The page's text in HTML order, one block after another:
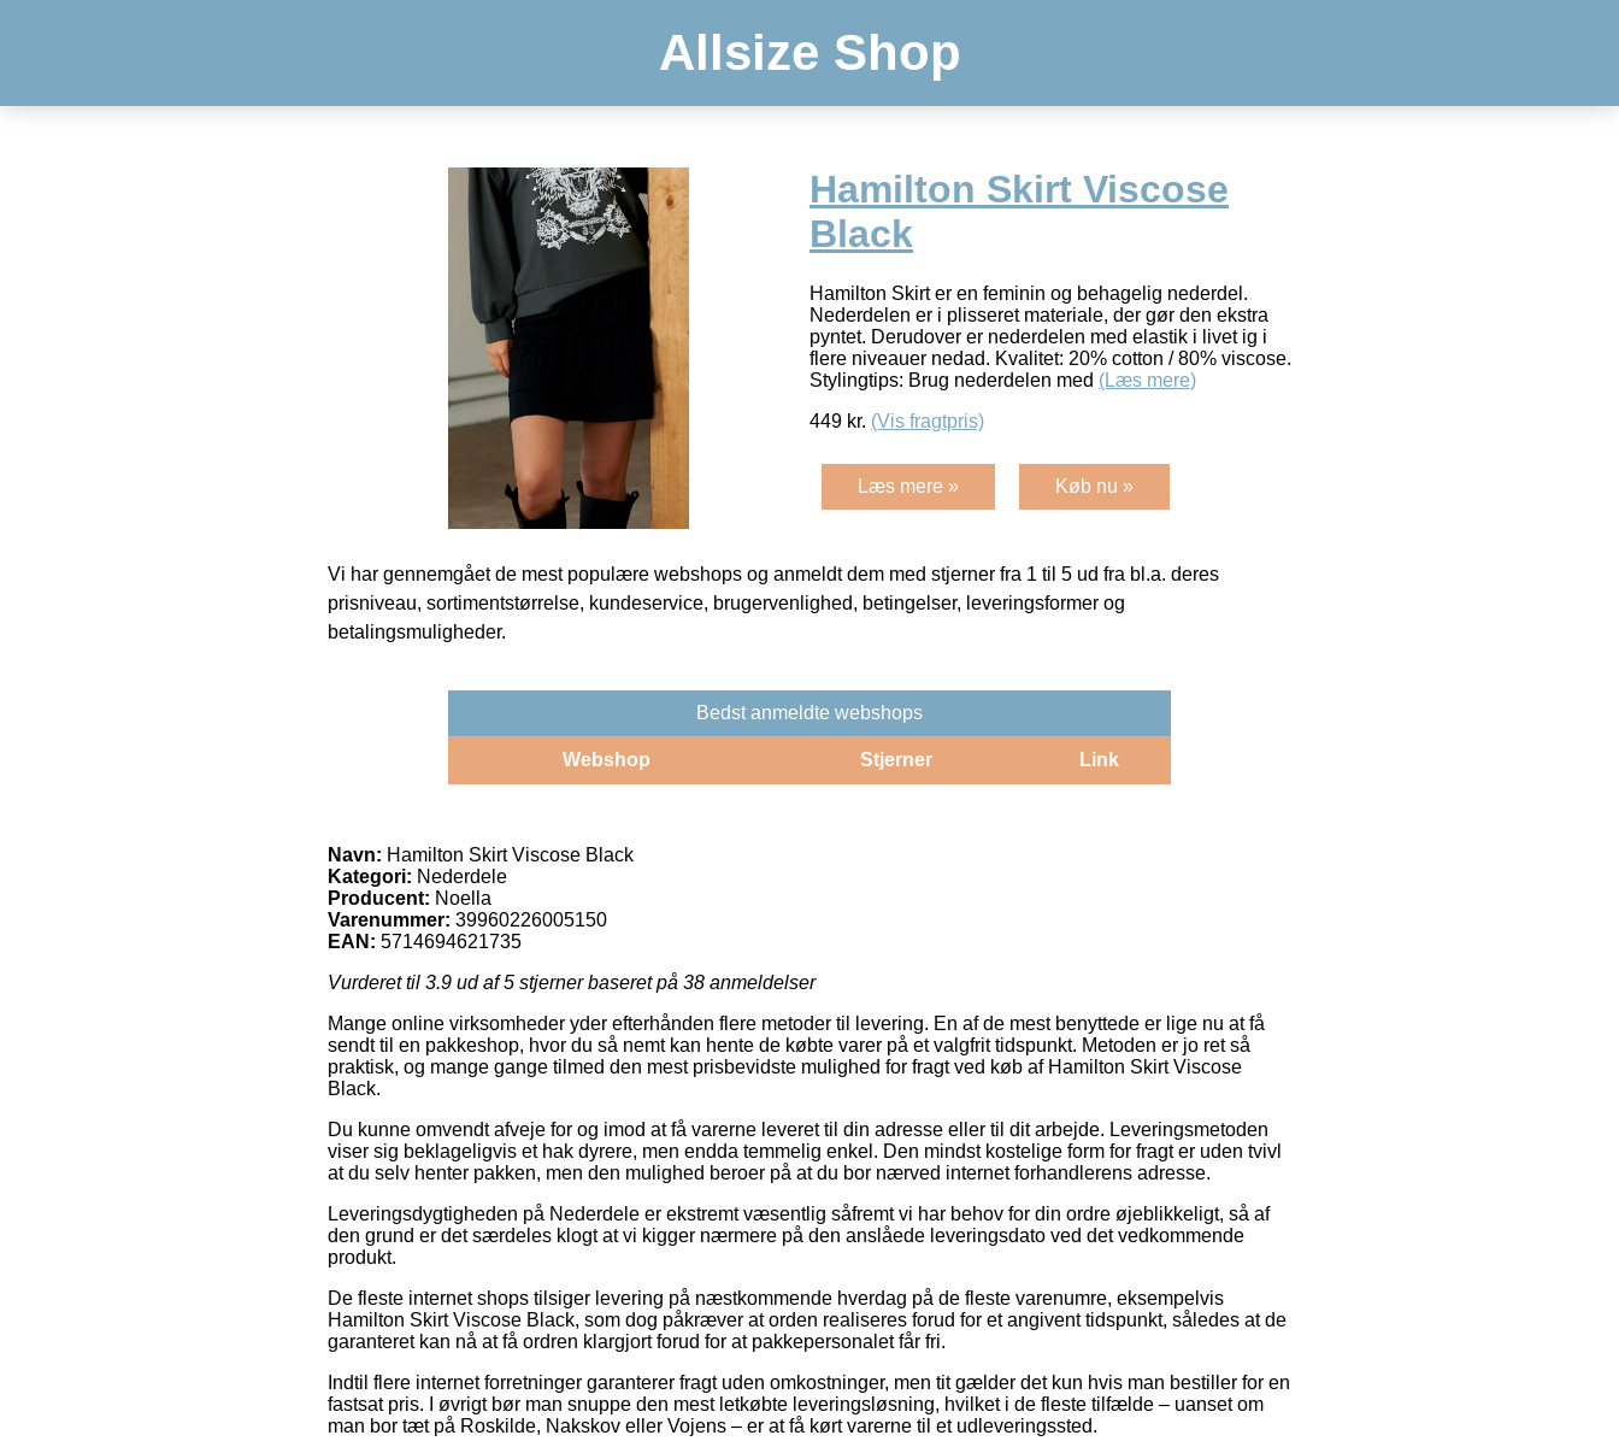
Allsize Shop
Hamilton Skirt Viscose
Black
Hamilton Skirt er en feminin og behagelig nederdel.
Nederdelen er i plisseret materiale, der gør den ekstra
pyntet. Derudover er nederdelen med elastik i livet ig i
flere niveauer nedad. Kvalitet: 20% cotton / 80% viscose.
Stylingtips: Brug nederdelen med (Læs mere)
449 kr. (Vis fragtpris)
Læs mere » Køb nu »
Vi har gennemgået de mest populære webshops og anmeldt dem med stjerner fra 1 til 5 ud fra bl.a. deres
prisniveau, sortimentstørrelse, kundeservice, brugervenlighed, betingelser, leveringsformer og
betalingsmuligheder.
Bedst anmeldte webshops
Webshop Stjerner Link
Navn: Hamilton Skirt Viscose Black
Kategori: Nederdele
Producent: Noella
Varenummer: 39960226005150
EAN: 5714694621735
Vurderet til 3.9 ud af 5 stjerner baseret på 38 anmeldelser
Mange online virksomheder yder efterhånden flere metoder til levering. En af de mest benyttede er lige nu at få
sendt til en pakkeshop, hvor du så nemt kan hente de købte varer på et valgfrit tidspunkt. Metoden er jo ret så
praktisk, og mange gange tilmed den mest prisbevidste mulighed for fragt ved køb af Hamilton Skirt Viscose
Black.
Du kunne omvendt afveje for og imod at få varerne leveret til din adresse eller til dit arbejde. Leveringsmetoden
viser sig beklageligvis et hak dyrere, men endda temmelig enkel. Den mindst kostelige form for fragt er uden tvivl
at du selv henter pakken, men den mulighed beroer på at du bor nærved internet forhandlerens adresse.
Leveringsdygtigheden på Nederdele er ekstremt væsentlig såfremt vi har behov for din ordre øjeblikkeligt, så af
den grund er det særdeles klogt at vi kigger nærmere på den anslåede leveringsdato ved det vedkommende
produkt.
De fleste internet shops tilsiger levering på næstkommende hverdag på de fleste varenumre, eksempelvis
Hamilton Skirt Viscose Black, som dog påkræver at orden realiseres forud for et angivent tidspunkt, således at de
garanteret kan nå at få ordren klargjort forud for at pakkepersonalet får fri.
Indtil flere internet forretninger garanterer fragt uden omkostninger, men tit gælder det kun hvis man bestiller for en
fastsat pris. I øvrigt bør man snuppe den mest letkøbte leveringsløsning, hvilket i de fleste tilfælde – uanset om
man bor tæt på Roskilde, Nakskov eller Vojens – er at få kørt varerne til et udleveringssted.